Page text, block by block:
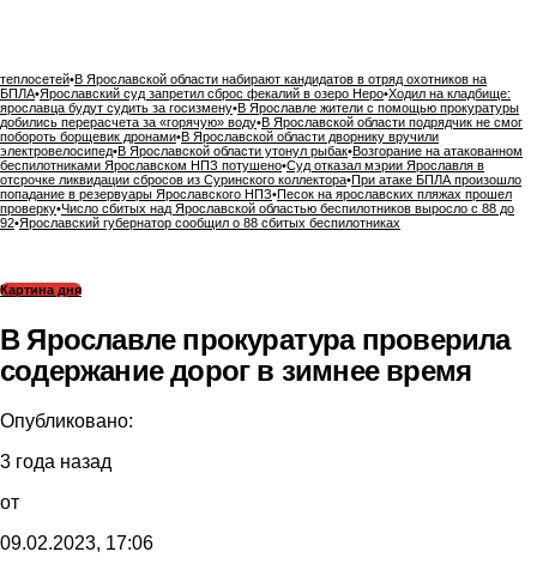
теплосетей•В Ярославской области набирают кандидатов в отряд охотников на
БПЛА•Ярославский суд запретил сброс фекалий в озеро Неро•Ходил на кладбище:
ярославца будут судить за госизмену•В Ярославле жители с помощью прокуратуры
добились перерасчета за «горячую» воду•В Ярославской области подрядчик не смог
побороть борщевик дронами•В Ярославской области дворнику вручили
электровелосипед•В Ярославской области утонул рыбак•Возгорание на атакованном
беспилотниками Ярославском НПЗ потушено•Суд отказал мэрии Ярославля в
отсрочке ликвидации сбросов из Суринского коллектора•При атаке БПЛА произошло
попадание в резервуары Ярославского НПЗ•Песок на ярославских пляжах прошел
проверку•Число сбитых над Ярославской областью беспилотников выросло с 88 до
92•Ярославский губернатор сообщил о 88 сбитых беспилотниках
Картина дня
В Ярославле прокуратура проверила
содержание дорог в зимнее время
Опубликовано:
3 года назад
от
09.02.2023, 17:06